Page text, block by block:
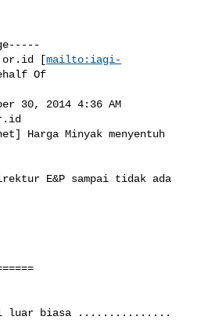
[mailto: iagi-
Of
30, 2014 4:36 AM
Harga Minyak menyentuh
E&P sampai tidak ada
luar biasa ...............